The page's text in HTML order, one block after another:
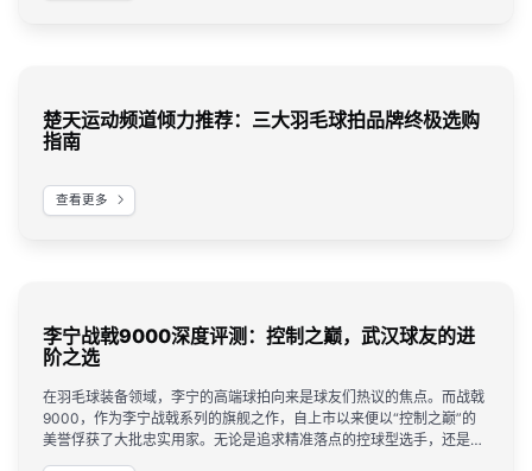
楚天运动频道倾力推荐：三大羽毛球拍品牌终极选购
指南
查看更多
李宁战戟9000深度评测：控制之巅，武汉球友的进
阶之选
在羽毛球装备领域，李宁的高端球拍向来是球友们热议的焦点。而战戟
9000，作为李宁战戟系列的旗舰之作，自上市以来便以“控制之巅”的
美誉俘获了大批忠实用家。无论是追求精准落点的控球型选手，还是渴